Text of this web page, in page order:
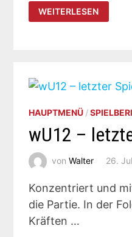
36.
INTERNATIONALES
WEITERLESEN
HAUPTMENÜ/
wU12 –
von Walter 26.
Konzentriert und
die Partie. In der
Kräften …